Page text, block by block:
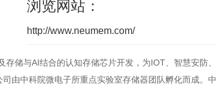
浏览网站：
http://www.neumem.com/
储与AI结合的认知存储芯片开发，为IOT、智慧安防、
由中科院微电子所重点实验室存储器团队孵化而成。中